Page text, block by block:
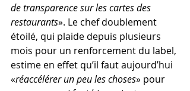
de transparence sur les cartes des
restaurants». Le chef doublement
étoilé, qui plaide depuis plusieurs
mois pour un renforcement du label,
estime en effet qu’il faut aujourd’hui
«réaccélérer un peu les choses» pour